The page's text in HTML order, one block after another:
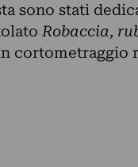
sono stati
Robaccia,
cortometraggio